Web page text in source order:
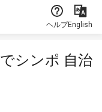
ヘルプEnglish
でシンポ 自治